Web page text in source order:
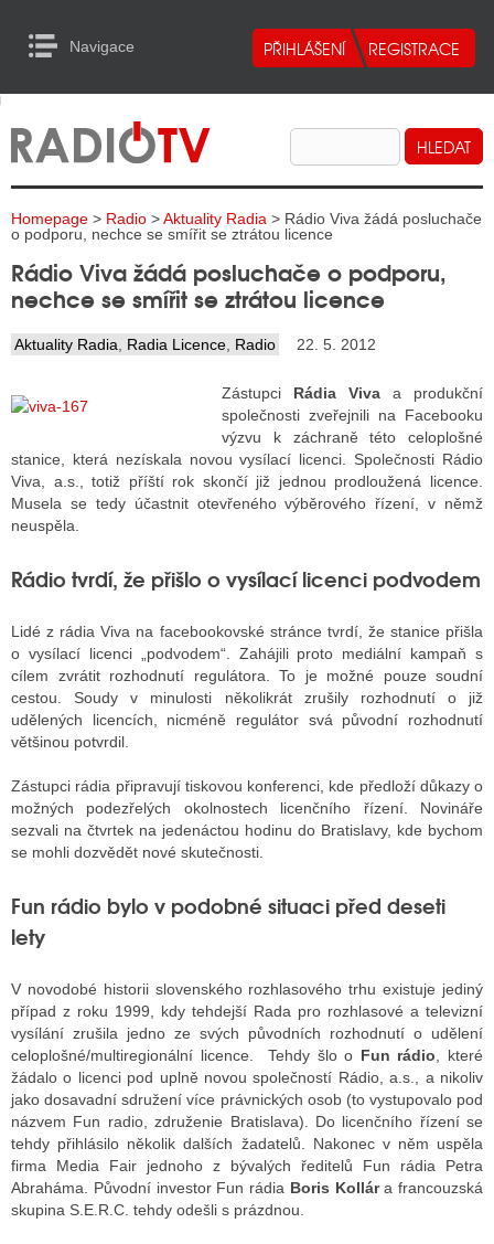
Navigace
RADIA
TELEVIZE
INTERNET
TISK
RADIA
VYSÍLAČE
VYSÍLAČE
INTERNET
RÁDIA
STRÁNKY RÁDIÍ
STRÁNKY TV
TISK
STÁT BLOGEREM
BLOGERA
to Content
Homepage > Radio >Aktuality Radia > Rádio Viva žádá posluchače
o podporu, nechce se smířit se ztrátou licence
Rádio Viva žádá posluchače o podporu,
nechce se smířit se ztrátou licence
Aktuality Radia Radia Licence Radio 22. 5. 2012
Zástupci Rádia Viva a produkční
společnosti zveřejnili na Facebooku
výzvu k záchraně této celoplošné
stanice, která nezískala novou vysílací licenci. Společnosti Rádio
Viva, a.s., totiž příští rok skončí již jednou prodloužená licence.
Musela se tedy účastnit otevřeného výběrového řízení, v němž
neuspěla.
Rádio tvrdí, že přišlo o vysílací licenci podvodem
Lidé z rádia Viva na facebookovské stránce tvrdí, že stanice přišla
o vysílací licenci „podvodem“. Zahájili proto mediální kampaň s
cílem zvrátit rozhodnutí regulátora. To je možné pouze soudní
cestou. Soudy v minulosti několikrát zrušily rozhodnutí o již
udělených licencích, nicméně regulátor svá původní rozhodnutí
většinou potvrdil.
Zástupci rádia připravují tiskovou konferenci, kde předloží důkazy o
možných podezřelých okolnostech licenčního řízení. Novináře
sezvali na čtvrtek na jedenáctou hodinu do Bratislavy, kde bychom
se mohli dozvědět nové skutečnosti.
Fun rádio bylo v podobné situaci před deseti
lety
V novodobé historii slovenského rozhlasového trhu existuje jediný
případ z roku 1999, kdy tehdejší Rada pro rozhlasové a televizní
vysílání zrušila jedno ze svých původních rozhodnutí o udělení
celoplošné/multiregionální licence. Tehdy šlo o Fun rádio , které
žádalo o licenci pod uplně novou společností Rádio, a.s., a nikoliv
jako dosavadní sdružení více právnických osob (to vystupovalo pod
názvem Fun radio, združenie Bratislava). Do licenčního řízení se
tehdy přihlásilo několik dalších žadatelů. Nakonec v něm uspěla
firma Media Fair jednoho z bývalých ředitelů Fun rádia Petra
Abraháma. Původní investor Fun rádia Boris Kollára francouzská
skupina S.E.R.C. tehdy odešli s prázdnou.